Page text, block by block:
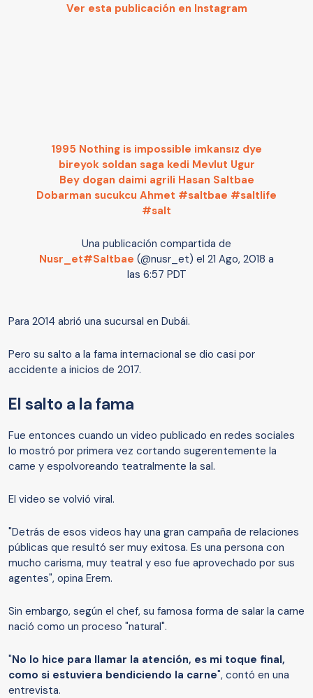
Ver esta publicación en Instagram
1995 Nothing is impossible imkansız dye
bireyok soldan saga kedi Mevlut Ugur
Bey dogan daimi agrili Hasan Saltbae
Dobarman sucukcu Ahmet #saltbae #saltlife
#salt
Una publicación compartida de
Nusr_et#Saltbae (@nusr_et) el 21 Ago, 2018 a
las 6:57 PDT
Para 2014 abrió una sucursal en Dubái.
Pero su salto a la fama internacional se dio casi por
accidente a inicios de 2017.
El salto a la fama
Fue entonces cuando un video publicado en redes sociales
lo mostró por primera vez cortando sugerentemente la
carne y espolvoreando teatralmente la sal.
El video se volvió viral.
"Detrás de esos videos hay una gran campaña de relaciones
públicas que resultó ser muy exitosa. Es una persona con
mucho carisma, muy teatral y eso fue aprovechado por sus
agentes", opina Erem.
Sin embargo, según el chef, su famosa forma de salar la carne
nació como un proceso "natural".
"No lo hice para llamar la atención, es mi toque final,
como si estuviera bendiciendo la carne", contó en una
entrevista.